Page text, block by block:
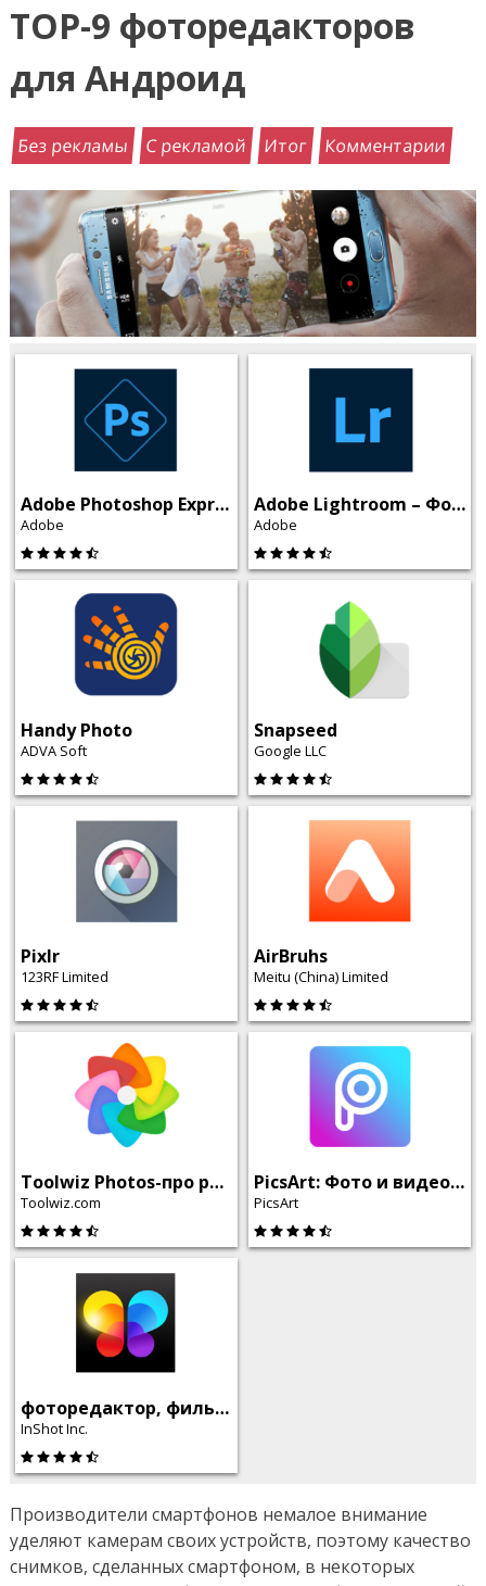
TOP-9 фоторедакторов
для Андроид
Без рекламы С рекламой Итог Комментарии
Adobe Photoshop Express
Adobe
Adobe Lightroom – Фоторедактор
Adobe
Handy Photo
ADVA Soft
Snapseed
Google LLC
Pixlr
123RF Limited
AirBruhs
Meitu (China) Limited
Toolwiz Photos-про редактор
Toolwiz.com
PicsArt: Фото и видео редактор, создатель коллажей
PicsArt
фоторедактор, фильтры и эффекты – Lumii
InShot Inc.
Производители смартфонов немалое внимание
уделяют камерам своих устройств, поэтому качество
снимков, сделанных смартфоном, в некоторых